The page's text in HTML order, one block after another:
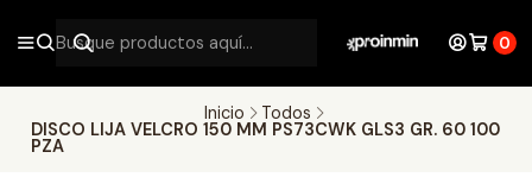
0
Inicio
Todos
DISCO LIJA VELCRO 150 MM PS73CWK GLS3 GR. 60 100
PZA